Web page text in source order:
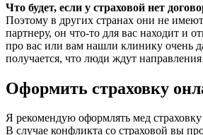
Что будет, если у страховой нет
Поэтому в других странах они не
партнеру, он что-то для вас находит и
про вас или вам нашли клинику очень
получается, что люди ждут направления
Оформить страховку
Я рекомендую оформлять мед
В случае конфликта со страховой вы